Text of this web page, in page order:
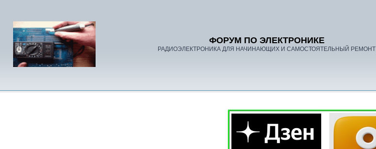
ФОРУМ ПО ЭЛЕКТРОНИКЕ
РАДИОЭЛЕКТРОНИКА ДЛЯ НАЧИНАЮЩИХ И САМОСТОЯТЕЛЬНЫЙ РЕМОНТ